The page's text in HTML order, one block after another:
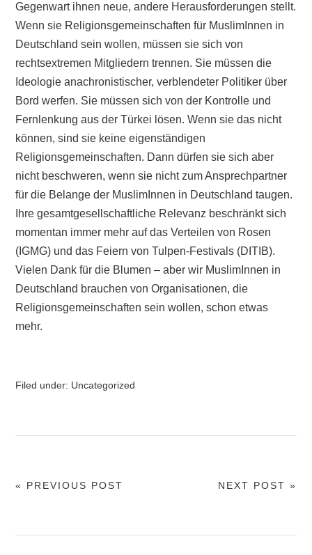
Gegenwart ihnen neue, andere Herausforderungen stellt.
Wenn sie Religionsgemeinschaften für MuslimInnen in
Deutschland sein wollen, müssen sie sich von
rechtsextremen Mitgliedern trennen. Sie müssen die
Ideologie anachronistischer, verblendeter Politiker über
Bord werfen. Sie müssen sich von der Kontrolle und
Fernlenkung aus der Türkei lösen. Wenn sie das nicht
können, sind sie keine eigenständigen
Religionsgemeinschaften. Dann dürfen sie sich aber
nicht beschweren, wenn sie nicht zum Ansprechpartner
für die Belange der MuslimInnen in Deutschland taugen.
Ihre gesamtgesellschaftliche Relevanz beschränkt sich
momentan immer mehr auf das Verteilen von Rosen
(IGMG) und das Feiern von Tulpen-Festivals (DITIB).
Vielen Dank für die Blumen – aber wir MuslimInnen in
Deutschland brauchen von Organisationen, die
Religionsgemeinschaften sein wollen, schon etwas
mehr.
Filed under: Uncategorized
NEXT POST »
« PREVIOUS POST